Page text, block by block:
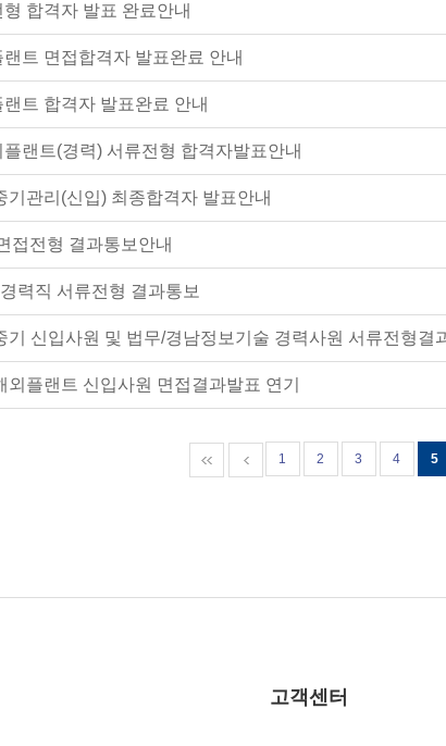
합격자 발표 완료안내
트 면접합격자 발표완료 안내
트 합격자 발표완료 안내
랜트(경력) 서류전형 합격자발표안내
기관리(신입) 최종합격자 발표안내
접전형 결과통보안내
력직 서류전형 결과통보
기 신입사원 및 법무/경남정보기술 경력사원 서류전형결
외플랜트 신입사원 면접결과발표 연기
1 2 3 4 5
고객센터